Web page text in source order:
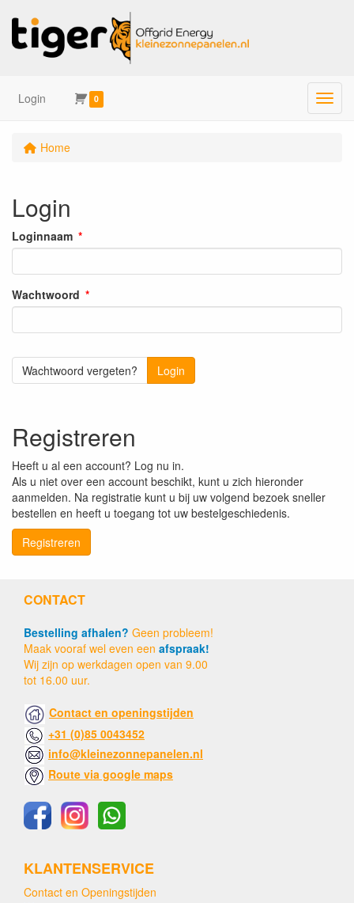
Login 0 Menu
Home
Login
Loginnaam
Wachtwoord
Wachtwoord vergeten? Login
Registreren
Heeft u al een account? Log nu in.
Als u niet over een account beschikt, kunt u zich hieronder
aanmelden. Na registratie kunt u bij uw volgend bezoek sneller
bestellen en heeft u toegang tot uw bestelgeschiedenis.
Registreren
CONTACT
Bestelling afhalen? Geen probleem!
Maak vooraf wel even een afspraak!
Wij zijn op werkdagen open van 9.00
tot 16.00 uur.
Contact en openingstijden
+31 (0)85 0043452
info@kleinezonnepanelen.nl
Route via google maps
KLANTENSERVICE
Contact en Openingstijden